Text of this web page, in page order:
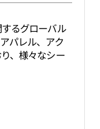
るグローバル
パレル、アク
、様々なシー